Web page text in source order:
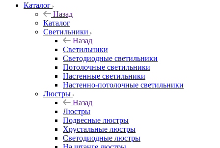
Каталог
Назад
Каталог
Светильники
Назад
Светильники
Светодиодные светильники
Потолочные светильники
Настенные светильники
Настенно-потолочные светильники
Люстры
Назад
Люстры
Подвесные люстры
Хрустальные люстры
Светодиодные люстры